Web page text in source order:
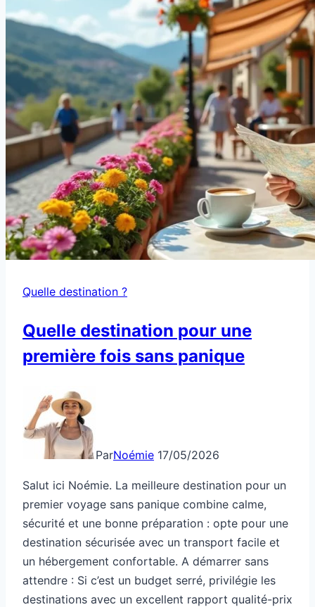
Quelle destination ?
Quelle destination pour une
première fois sans panique
ParNoémie 17/05/2026
Salut ici Noémie. La meilleure destination pour un
premier voyage sans panique combine calme,
sécurité et une bonne préparation : opte pour une
destination sécurisée avec un transport facile et
un hébergement confortable. A démarrer sans
attendre : Si c’est un budget serré, privilégie les
destinations avec un excellent rapport qualité-prix